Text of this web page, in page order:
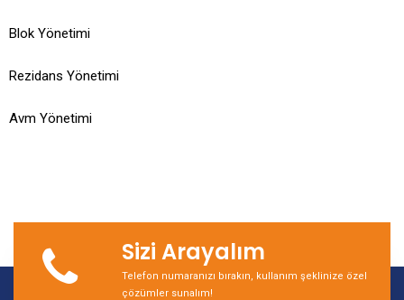
Blok Yönetimi
Rezidans Yönetimi
Avm Yönetimi
Sizi Arayalım
Telefon numaranızı bırakın, kullanım şeklinize özel
çözümler sunalım!